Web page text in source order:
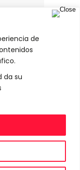
de
da su